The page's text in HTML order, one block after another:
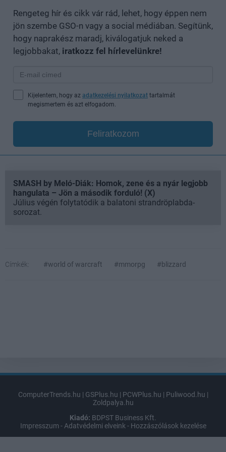
Rengeteg hír és cikk vár rád, lehet, hogy éppen nem
jön szembe GSO-n vagy a social médiában. Segítünk,
hogy naprakész maradj, kiválogatjuk neked a
legjobbakat, iratkozz fel hírlevelünkre!
Kijelentem, hogy az adatkezelési nyilatkozat tartalmát
megismertem és azt elfogadom.
Feliratkozom
SMASH by Meló-Diák: Homok, zene és a nyár legjobb
hangulata – Jön a második forduló! (X)
Július végén folytatódik a balatoni strandröplabda-
sorozat.
Címkék: #world of warcraft #mmorpg #blizzard
ComputerTrends.hu | GSPlus.hu | PCWPlus.hu | Puliwood.hu |
Zoldpalya.hu
Kiadó: BDPST Business Kft.
Impresszum - Adatvédelmi elveink - Hozzászólások kezelése